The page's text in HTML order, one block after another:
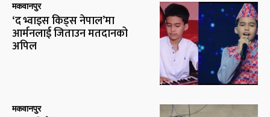
मकवानपुर
‘द भ्वाइस किड्स नेपाल’मा
आर्मनलाई जिताउन मतदानको
अपिल
मकवानपुर